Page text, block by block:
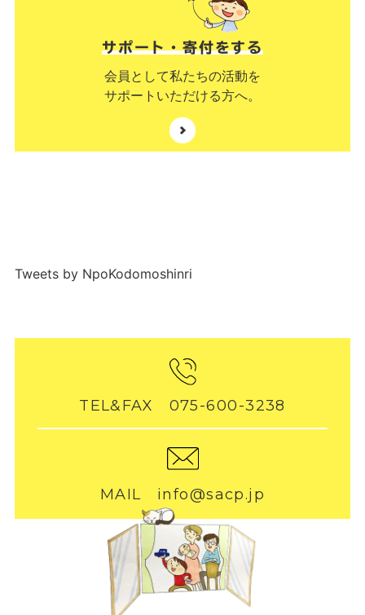
サポート・寄付をする
会員として私たちの活動を
サポートいただける方へ。
Tweets by NpoKodomoshinri
TEL&FAX 075-600-3238
MAIL info@sacp.jp